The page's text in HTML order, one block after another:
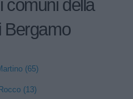
comuni della
Bergamo
(65)
(13)